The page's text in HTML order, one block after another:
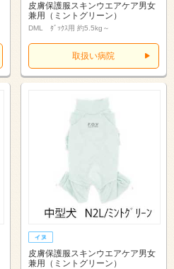
皮膚保護服スキンウエアケア男女
兼用（ミントグリーン）
DML ﾀﾞｯｸｽ用 約5.5kg～
取扱い病院
皮膚保護服スキンウエアケア男女
兼用（ミントグリーン）